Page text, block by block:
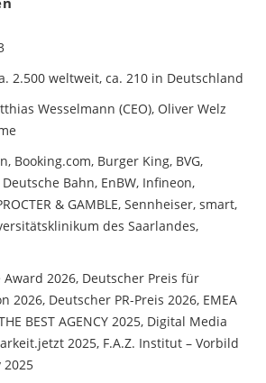
2.500 weltweit, ca. 210 in Deutschland
Wesselmann (CEO), Oliver Welz
Booking.com, Burger King, BVG,
Bahn, EnBW, Infineon,
& GAMBLE, Sennheiser, smart,
des Saarlandes,
Award 2026, Deutscher Preis für
2026, Deutscher PR-Preis 2026, EMEA
BEST AGENCY 2025, Digital Media
2025, F.A.Z. Institut – Vorbild
2025